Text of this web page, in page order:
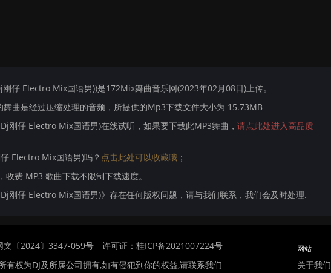
仔 Electro Mix国语男))是172Mix舞曲音乐网(2023年02月08日)上传。
曲是经过压缩处理的音频，所提供的Mp3下载文件大小为 15.73MB
刚仔 Electro Mix国语男)在线试听，如果要下载此MP3舞曲， 请点此处进入高品质
Electro Mix国语男)吗？ 点击此处可以收藏哦 ；
费 MP3 歌曲下载不限制下载速度。
刚仔 Electro Mix国语男)》存在任何版权问题，请与我们联系，我们会及时处理.
文〔2024〕3347-059号
许可证：桂ICP备2021007224号
有权为DJ及所属公司拥有,如有侵犯到你的权益,请联系我们
网站
关于我们